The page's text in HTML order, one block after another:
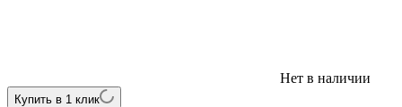
Нет в наличии
Купить в 1 клик